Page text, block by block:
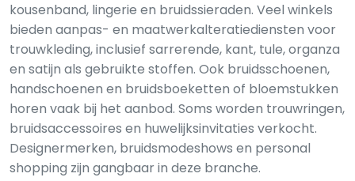
kousenband, lingerie en bruidssieraden. Veel winkels
bieden aanpas- en maatwerkalteratiediensten voor
trouwkleding, inclusief sarrerende, kant, tule, organza
en satijn als gebruikte stoffen. Ook bruidsschoenen,
handschoenen en bruidsboeketten of bloemstukken
horen vaak bij het aanbod. Soms worden trouwringen,
bruidsaccessoires en huwelijksinvitaties verkocht.
Designermerken, bruidsmodeshows en personal
shopping zijn gangbaar in deze branche.